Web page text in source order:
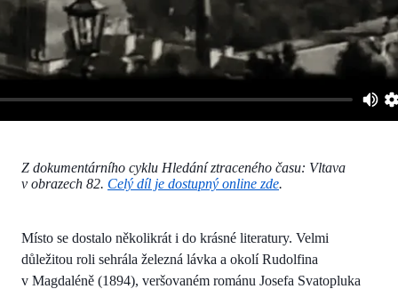
Z dokumentárního cyklu Hledání ztraceného času: Vltava
v obrazech 82. Celý díl je dostupný online zde.
Místo se dostalo několikrát i do krásné literatury. Velmi
důležitou roli sehrála železná lávka a okolí Rudolfina
v Magdaléně (1894), veršovaném románu Josefa Svatopluka